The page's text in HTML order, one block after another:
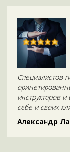
Специалистов
инструкторов и
себе и своих
Александр